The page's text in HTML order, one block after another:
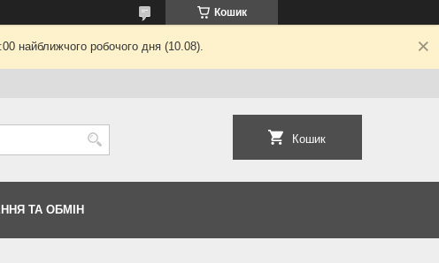
Кошик
найближчого робочого дня (10.08).
Кошик
ТА ОБМІН